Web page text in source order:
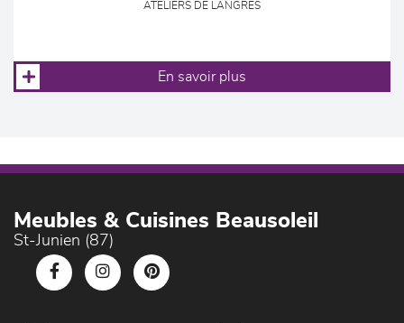
ATELIERS DE LANGRES
En savoir plus
Meubles & Cuisines Beausoleil
St-Junien (87)